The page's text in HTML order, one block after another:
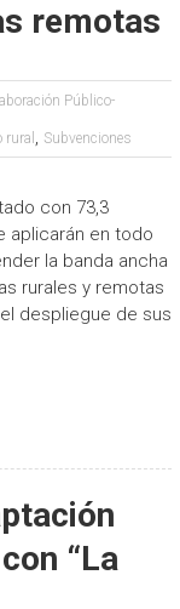
remotas
Público-
rural , Subvenciones
con 73,3
aplicarán en todo
la banda ancha
rurales y remotas
despliegue de sus
“La